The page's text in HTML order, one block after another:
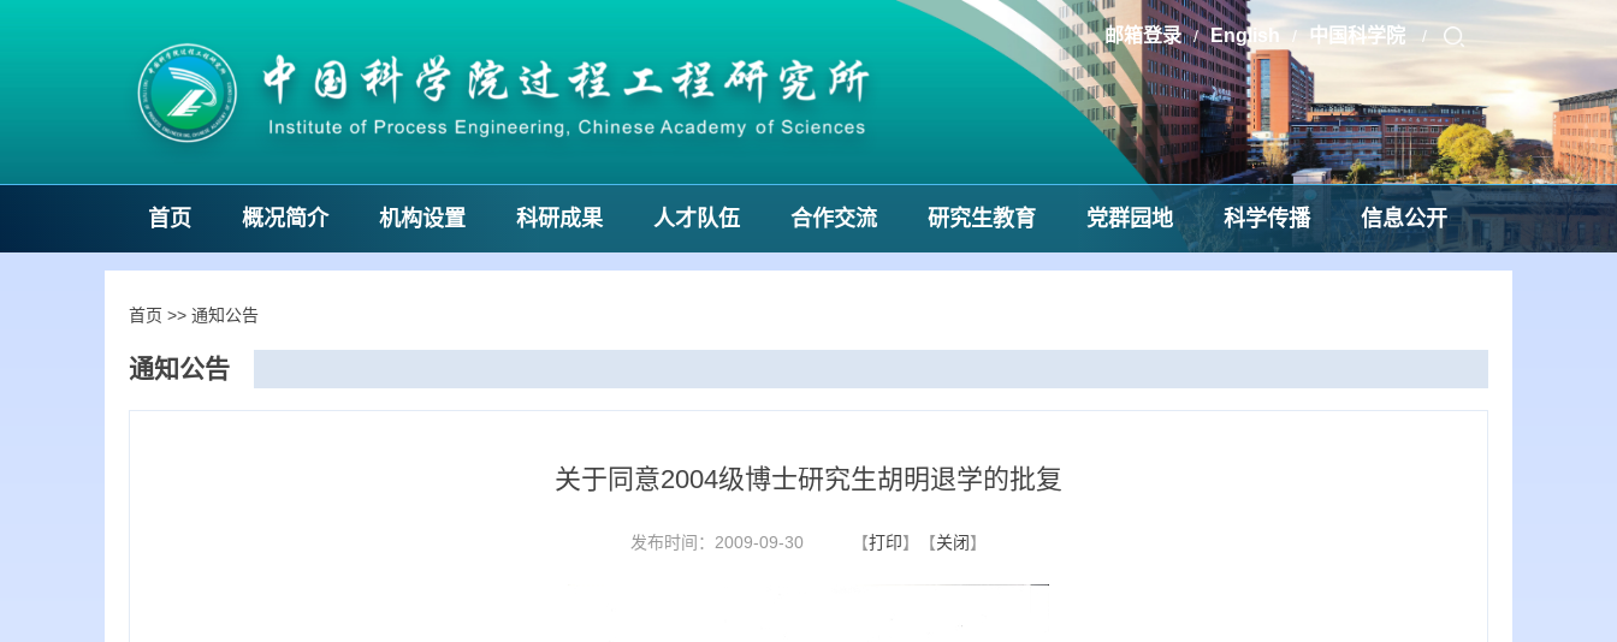
邮箱登录 / English / 中国科学院 /
首页 概况简介 机构设置 科研成果 人才队伍 合作交流 研究生教育 党群园地 科学传播 信息公开
首页 >> 通知公告
通知公告
关于同意2004级博士研究生胡明退学的批复
发布时间：2009-09-30 【打印】【关闭】